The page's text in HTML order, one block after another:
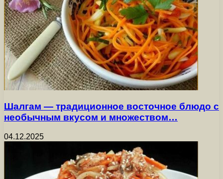
Шалгам — традиционное восточное блюдо с
необычным вкусом и множеством…
04.12.2025